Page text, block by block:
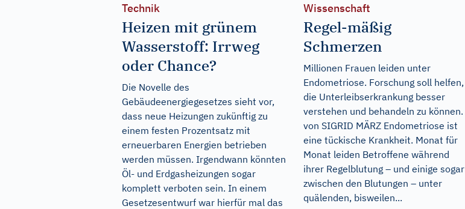
Technik
Heizen mit grünem
Wasserstoff: Irrweg
oder Chance?
Die Novelle des
Gebäudeenergiegesetzes sieht vor,
dass neue Heizungen zukünftig zu
einem festen Prozentsatz mit
erneuerbaren Energien betrieben
werden müssen. Irgendwann könnten
Öl- und Erdgasheizungen sogar
komplett verboten sein. In einem
Gesetzesentwurf war hierfür mal das
Wissenschaft
Regel-mäßig
Schmerzen
Millionen Frauen leiden unter
Endometriose. Forschung soll helfen,
die Unterleibserkrankung besser
verstehen und behandeln zu können.
von SIGRID MÄRZ Endometriose ist
eine tückische Krankheit. Monat für
Monat leiden Betroffene während
ihrer Regelblutung – und einige sogar
zwischen den Blutungen – unter
quälenden, bisweilen...